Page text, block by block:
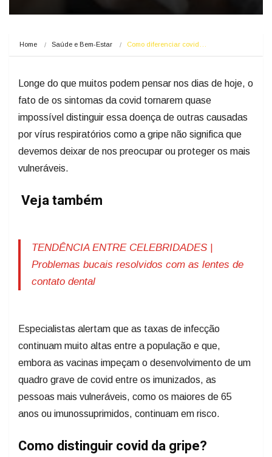
Home Saúde e Bem-Estar Como diferenciar covid…
Longe do que muitos podem pensar nos dias de hoje, o
fato de os sintomas da covid tornarem quase
impossível distinguir essa doença de outras causadas
por vírus respiratórios como a gripe não significa que
devemos deixar de nos preocupar ou proteger os mais
vulneráveis.
Veja também
TENDÊNCIA ENTRE CELEBRIDADES |
Problemas bucais resolvidos com as lentes de
contato dental
Especialistas alertam que as taxas de infecção
continuam muito altas entre a população e que,
embora as vacinas impeçam o desenvolvimento de um
quadro grave de covid entre os imunizados, as
pessoas mais vulneráveis, como os maiores de 65
anos ou imunossuprimidos, continuam em risco.
Como distinguir covid da gripe?